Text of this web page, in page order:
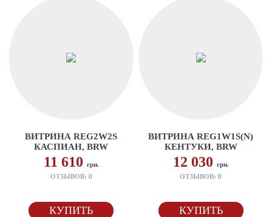
ВИТРИНА REG2W2S
КАСПИАН, BRW
11 610 грн.
ОТЗЫВОВ: 0
КУПИТЬ
ВИТРИНА REG1W1S(N)
КЕНТУКИ, BRW
12 030 грн.
ОТЗЫВОВ:0
КУПИТЬ